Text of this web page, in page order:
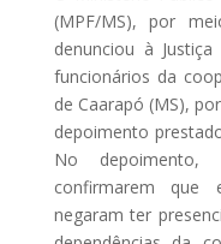
(MPF/MS), por
denunciou à
funcionários da
de Caarapó (MS),
depoimento
No depoimento,
confirmarem que
negaram ter